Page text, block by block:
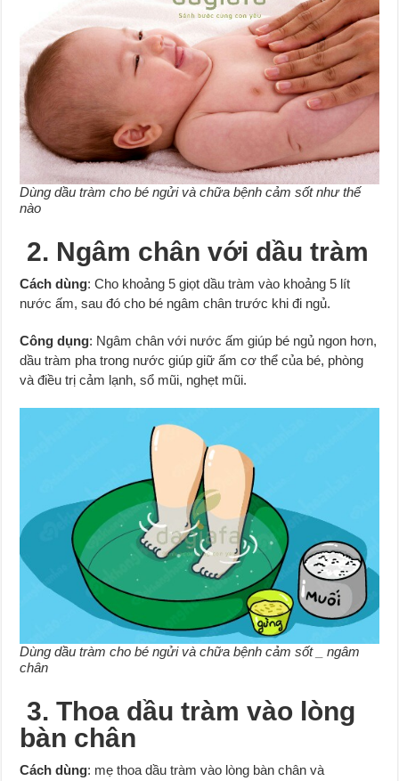
Dùng dầu tràm cho bé ngửi và chữa bệnh cảm sốt như thế
nào
2. Ngâm chân với dầu tràm
Cách dùng: Cho khoảng 5 giọt dầu tràm vào khoảng 5 lít
nước ấm, sau đó cho bé ngâm chân trước khi đi ngủ.
Công dụng: Ngâm chân với nước ấm giúp bé ngủ ngon hơn,
dầu tràm pha trong nước giúp giữ ấm cơ thể của bé, phòng
và điều trị cảm lạnh, sổ mũi, nghẹt mũi.
Dùng dầu tràm cho bé ngửi và chữa bệnh cảm sốt _ ngâm
chân
3. Thoa dầu tràm vào lòng
bàn chân
Cách dùng: mẹ thoa dầu tràm vào lòng bàn chân và